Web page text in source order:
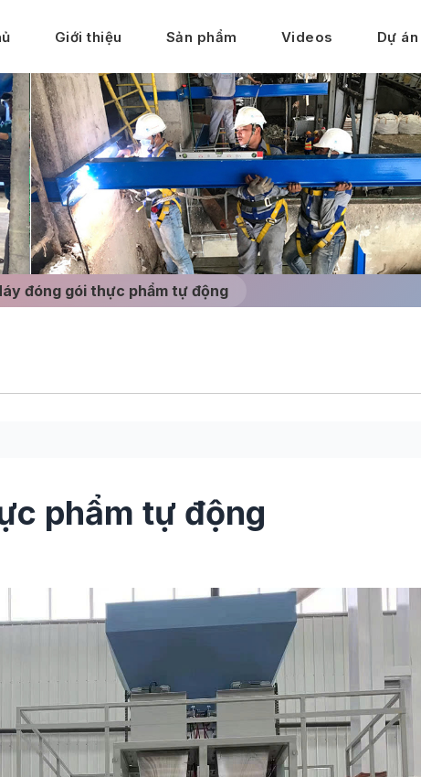
Giới thiệu Sản phẩm Videos Dự án
đóng gói thực phẩm tự động
phẩm tự động